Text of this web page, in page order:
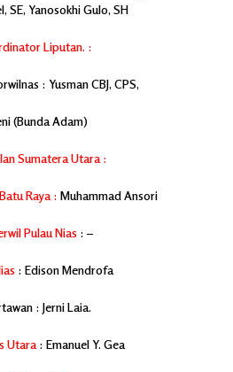
SE, Yanosokhi Gulo, SH
Liputan. :
: Yusman CBJ, CPS,
(Bunda Adam)
Sumatera Utara :
Raya : Muhammad Ansori
Pulau Nias : –
: Edison Mendrofa
: Jerni Laia.
Utara: Emanuel Y. Gea